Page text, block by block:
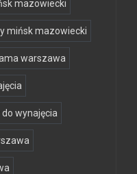
mazowiecki
mińsk mazowiecki
warszawa
wynajęcia